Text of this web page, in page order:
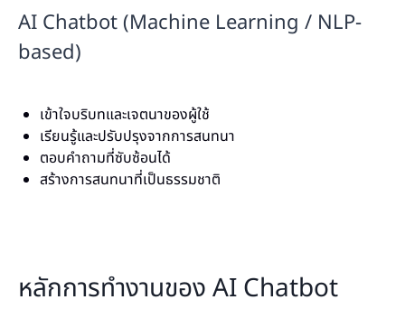
AI Chatbot (Machine Learning / NLP-
based)
เข้าใจบริบทและเจตนาของผู้ใช้
เรียนรู้และปรับปรุงจากการสนทนา
ตอบคำถามที่ซับซ้อนได้
สร้างการสนทนาที่เป็นธรรมชาติ
หลักการทำงานของ AI Chatbot